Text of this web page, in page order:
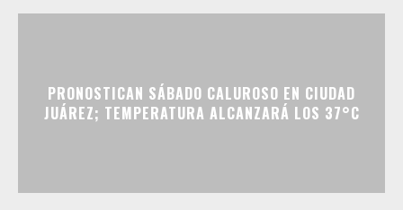
PRONOSTICAN SÁBADO CALUROSO EN CIUDAD
JUÁREZ; TEMPERATURA ALCANZARÁ LOS 37°C